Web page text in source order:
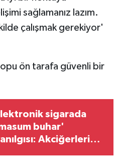
sağlamanız lazım.
çalışmak gerekiyor'
ön tarafa güvenli bir
sigarada
buhar'
Akciğerleri